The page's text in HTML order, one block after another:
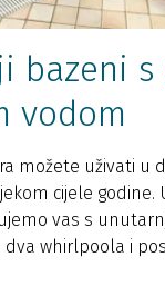
bazeni
vodom
možete uživati u
cijele godine.
vas s
dva whirlpoola i